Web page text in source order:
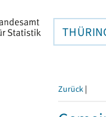
Zurück |